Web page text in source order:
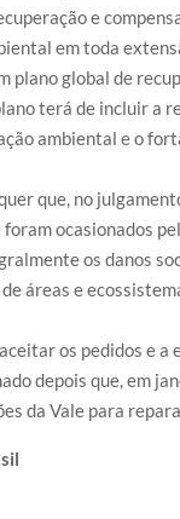
e
em toda
plano global de
terá de incluir a
ambiental e o
que, no
foram ocasionados
os danos
áreas e
os pedidos e
depois que, em
da Vale para